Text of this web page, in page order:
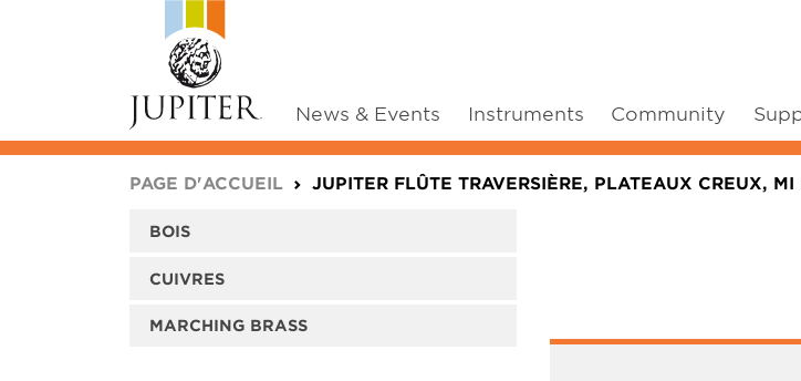
News & Events Instruments Community
PAGE D'ACCUEIL JUPITER FLÛTE TRAVERSIÈRE, PLATEAUX CREUX, MI
BOIS
CUIVRES
MARCHING BRASS